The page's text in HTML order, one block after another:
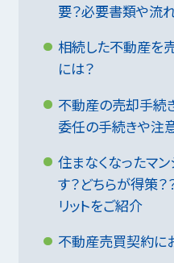
要？必要書類や流
相続した不動産を
には？
不動産の売却手続
委任の手続きや注
住まなくなったマ
す？どちらが得策？
リットをご紹介
不動産売買契約に